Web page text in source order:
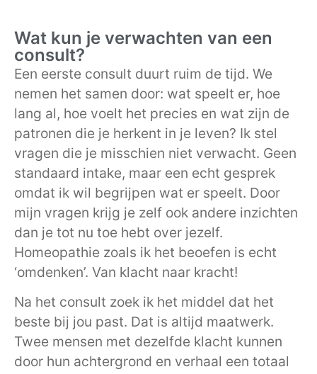
Wat kun je verwachten van een
consult?
Een eerste consult duurt ruim de tijd. We
nemen het samen door: wat speelt er, hoe
lang al, hoe voelt het precies en wat zijn de
patronen die je herkent in je leven? Ik stel
vragen die je misschien niet verwacht. Geen
standaard intake, maar een echt gesprek
omdat ik wil begrijpen wat er speelt. Door
mijn vragen krijg je zelf ook andere inzichten
dan je tot nu toe hebt over jezelf.
Homeopathie zoals ik het beoefen is echt
‘omdenken’. Van klacht naar kracht!
Na het consult zoek ik het middel dat het
beste bij jou past. Dat is altijd maatwerk.
Twee mensen met dezelfde klacht kunnen
door hun achtergrond en verhaal een totaal